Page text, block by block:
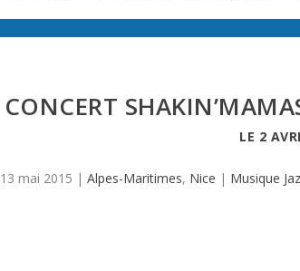
CONCERT
LE 2
13 mai 2015 | Alpes-Maritimes, Nice | Musique